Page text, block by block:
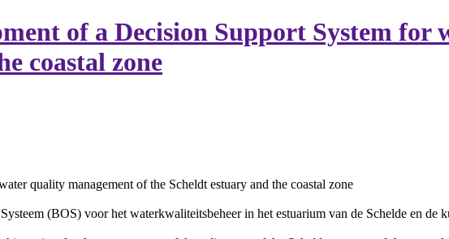
of a Decision Support System for
coastal zone
quality management of the Scheldt estuary and the coastal zone
(BOS) voor het waterkwaliteitsbeheer in het estuarium van de Schelde en de